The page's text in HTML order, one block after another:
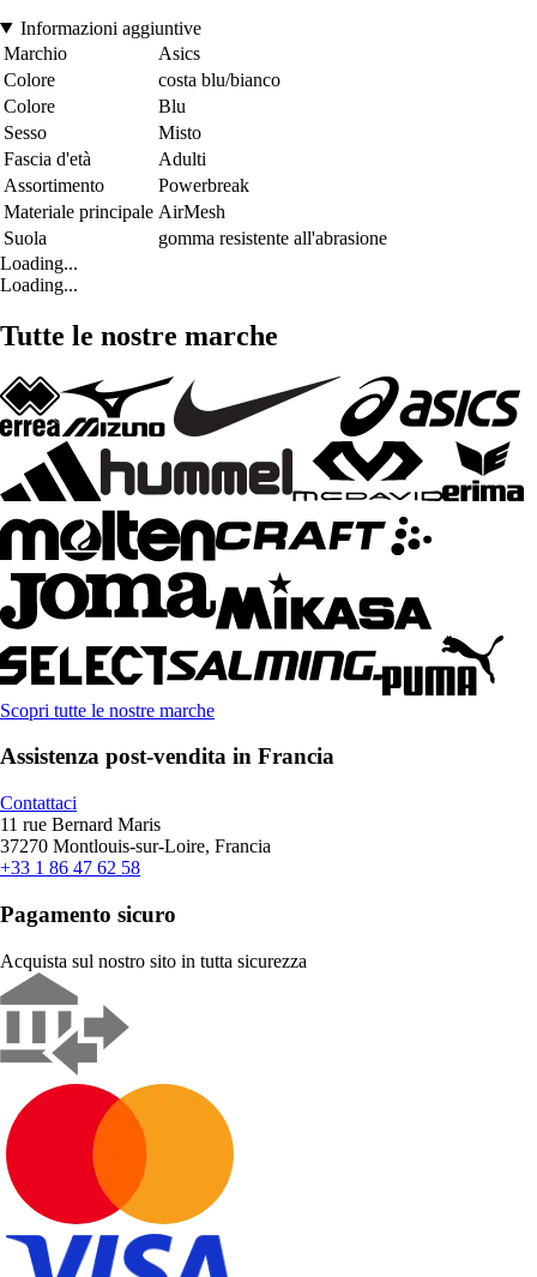
Informazioni aggiuntive
Marchio
Asics
Colore
costa blu/bianco
Colore
Blu
Sesso
Misto
Fascia d'età
Adulti
Assortimento
Powerbreak
Materiale principale AirMesh
Suola
gomma resistente all'abrasione
Loading...
Loading...
Tutte le nostre marche
Scopri tutte le nostre marche
Assistenza post-vendita in Francia
Contattaci
11 rue Bernard Maris
37270 Montlouis-sur-Loire, Francia
+33 1 86 47 62 58
Pagamento sicuro
Acquista sul nostro sito in tutta sicurezza